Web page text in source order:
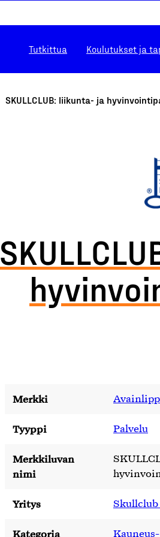
Tutkittua Koulutukset ja
SKULLCLUB: liikunta- ja
Merkki
Tyyppi Palvelu
Merkkiluvan
nimi
Yritys Skullclub
Kategoria